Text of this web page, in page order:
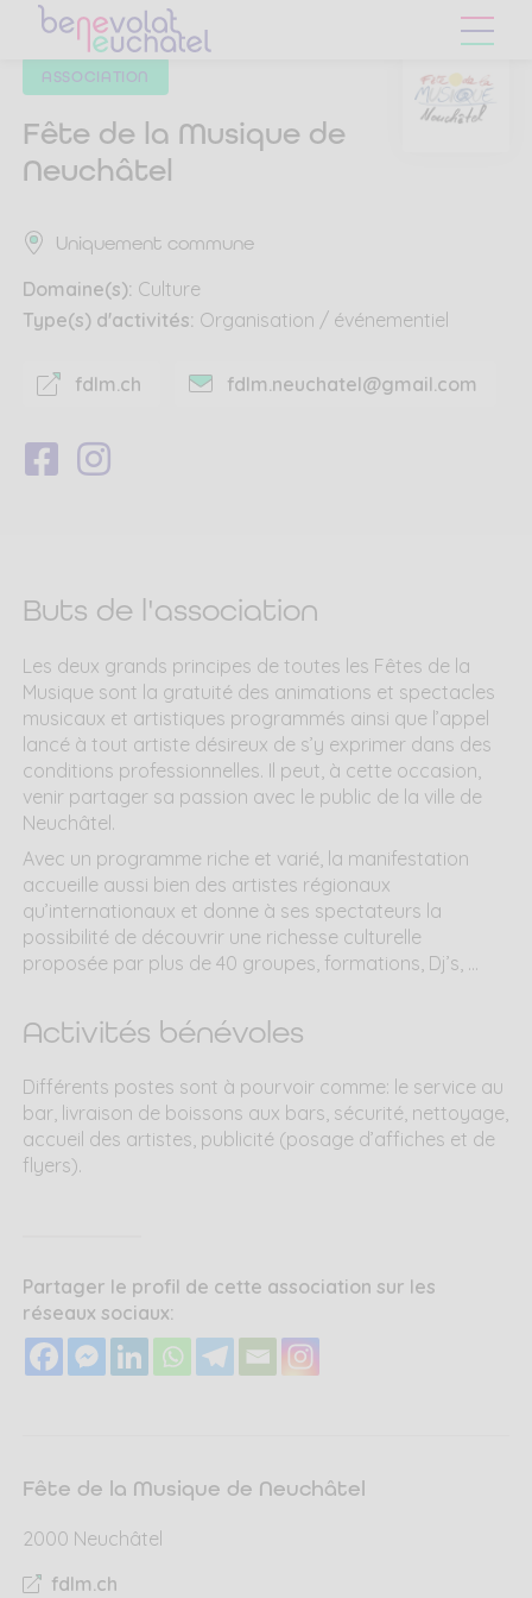
main
navigation
menu
content
ASSOCIATION
Fête de la Musique de
Neuchâtel
Uniquement commune
Domaine(s): Culture
Type(s) d'activités: Organisation / événementiel
fdlm.ch fdlm.neuchatel@gmail.com
Suivez-
nous
Suivez-
nous
Buts de l'association
Les deux grands principes de toutes les Fêtes de la
Musique sont la gratuité des animations et spectacles
musicaux et artistiques programmés ainsi que l’appel
lancé à tout artiste désireux de s’y exprimer dans des
conditions professionnelles. Il peut, à cette occasion,
venir partager sa passion avec le public de la ville de
Neuchâtel.
Avec un programme riche et varié, la manifestation
accueille aussi bien des artistes régionaux
qu’internationaux et donne à ses spectateurs la
possibilité de découvrir une richesse culturelle
proposée par plus de 40 groupes, formations, Dj’s, …
Activités bénévoles
Différents postes sont à pourvoir comme: le service au
bar, livraison de boissons aux bars, sécurité, nettoyage,
accueil des artistes, publicité (posage d’affiches et de
flyers).
Partager le profil de cette association sur les
réseaux sociaux:
Fête de la Musique de Neuchâtel
2000 Neuchâtel
fdlm.ch